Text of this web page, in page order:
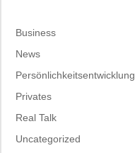
Business
News
Persönlichkeitsentwicklung
Privates
Real Talk
Uncategorized